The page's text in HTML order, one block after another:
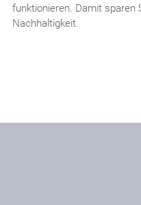
funktionieren. Damit sparen
Nachhaltigkeit.